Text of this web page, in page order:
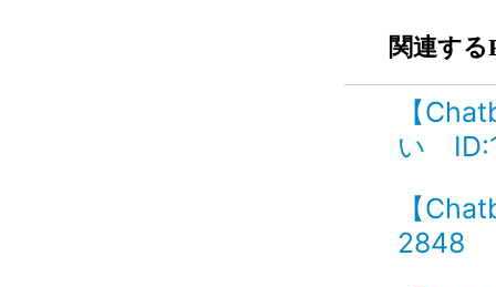
関連する
【
い
【
2848